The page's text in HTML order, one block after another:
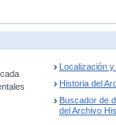
Localización
Historia del
Buscador de
del Archivo